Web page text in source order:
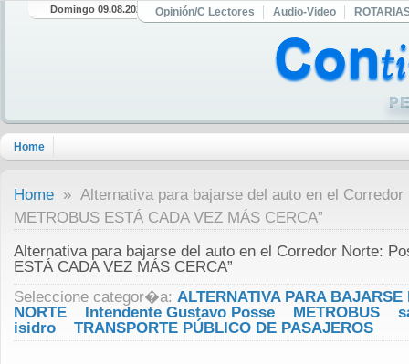
Domingo 09.08.2026 Opinión/C Lectores Audio-Video
Home
Home » Alternativa para bajarse del auto en el Corredor
METROBUS ESTÁ CADA VEZ MÁS CERCA”
Alternativa para bajarse del auto en el Corredor Norte:
ESTÁ CADA VEZ MÁS CERCA”
Seleccione categor�a: ALTERNATIVA PARA BAJARSE
NORTE
Intendente Gustavo Posse METROBUS
isidro
TRANSPORTE PÚBLICO DE PASAJEROS